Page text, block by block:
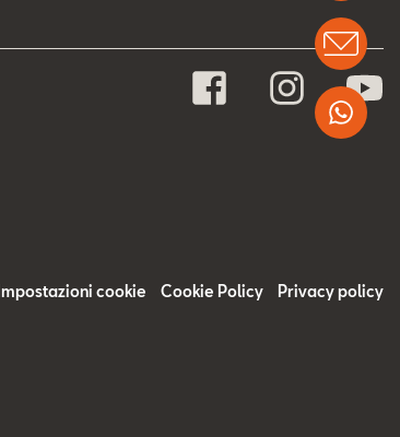
Impostazioni cookie Cookie Policy Privacy policy